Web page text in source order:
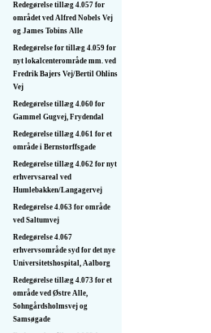
Redegørelse tillæg 4.057 for
området ved Alfred Nobels Vej
og James Tobins Alle
Redegørelse for tillæg 4.059 for
nyt lokalcenterområde mm. ved
Fredrik Bajers Vej/Bertil Ohlins
Vej
Redegørelse tillæg 4.060 for
Gammel Gugvej, Frydendal
Redegørelse tillæg 4.061 for et
område i Bernstorffsgade
Redegørelse tillæg 4.062 for nyt
erhvervsareal ved
Humlebakken/Langagervej
Redegørelse 4.063 for område
ved Saltumvej
Redegørelse 4.067
erhvervsområde syd for det nye
Universitetshospital, Aalborg
Redegørelse tillæg 4.073 for et
område ved Østre Alle,
Sohngårdsholmsvej og
Samsøgade